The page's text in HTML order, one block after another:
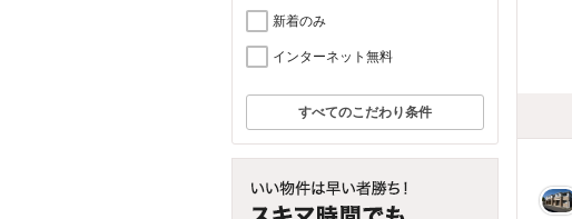
新着のみ
インターネット無料
すべてのこだわり条件